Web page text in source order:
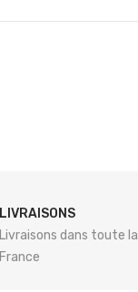
LIVRAISONS
Livraisons dans toute la
France